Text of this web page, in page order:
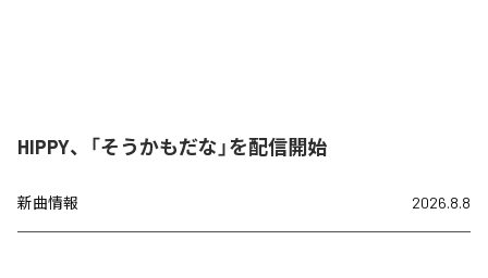
HIPPY、「そうかもだな」を配信開始
新曲情報 2026.8.8